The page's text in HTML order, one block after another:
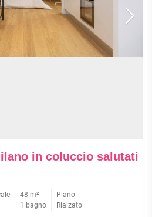
in coluccio salutati
48 m²
1 bagno
Piano
Rialzato